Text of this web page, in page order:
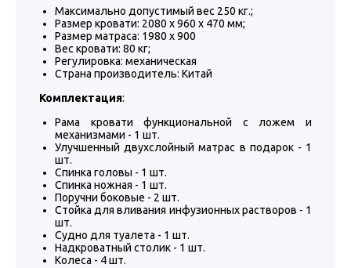
Максимально допустимый вес 250 кг.;
Размер кровати: 2080 x 960 x 470 мм;
Размер матраса: 1980 х 900
Вес кровати: 80 кг;
Регулировка: механическая
Страна производитель: Китай
Комплектация:
Рама кровати функциональной с ложем и
механизмами - 1 шт.
Улучшенный двухслойный матрас в подарок - 1
шт.
Спинка головы - 1 шт.
Спинка ножная - 1 шт.
Поручни боковые - 2 шт.
Стойка для вливания инфузионных растворов - 1
шт.
Судно для туалета - 1 шт.
Надкроватный столик - 1 шт.
Колеса - 4 шт.